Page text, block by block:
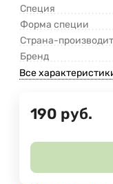
Специя
Форма специи
Страна-
Бренд
Все
190 руб.